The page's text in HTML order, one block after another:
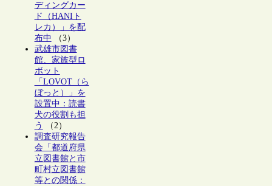
ディングカー
ド（HANIト
レカ）」を配
布中 （3）
武雄市図書
館、家族型ロ
ボット
「LOVOT（ら
ぼっと）」を
設置中：読書
犬の役割も担
う
（2）
調査研究報告
会「都道府県
立図書館と市
町村立図書館
等との関係：